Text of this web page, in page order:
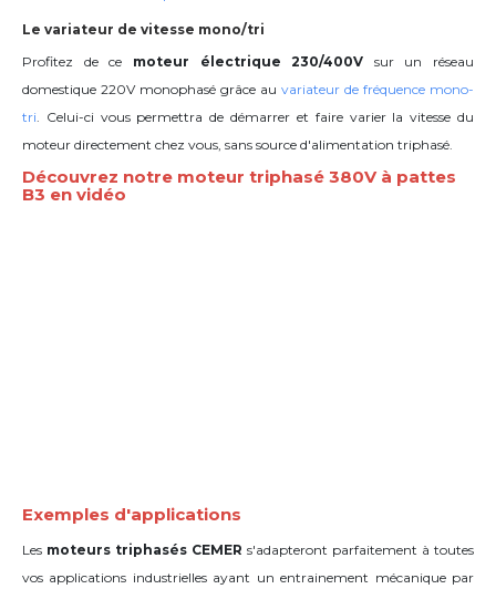
Le variateur de vitesse mono/tri
Profitez de ce moteur électrique 230/400V sur un réseau
domestique 220V monophasé grâce au variateur de fréquence mono-
tri. Celui-ci vous permettra de démarrer et faire varier la vitesse du
moteur directement chez vous, sans source d'alimentation triphasé.
Découvrez notre moteur triphasé 380V à pattes
B3 en vidéo
Exemples d'applications
Les moteurs triphasés CEMER s'adapteront parfaitement à toutes
vos applications industrielles ayant un entrainement mécanique par